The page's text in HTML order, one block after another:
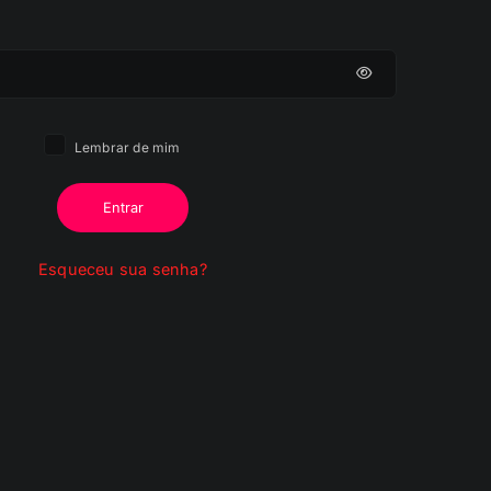
Lembrar de mim
Entrar
Esqueceu sua senha?